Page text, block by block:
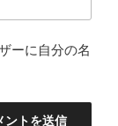
ーに自分の名